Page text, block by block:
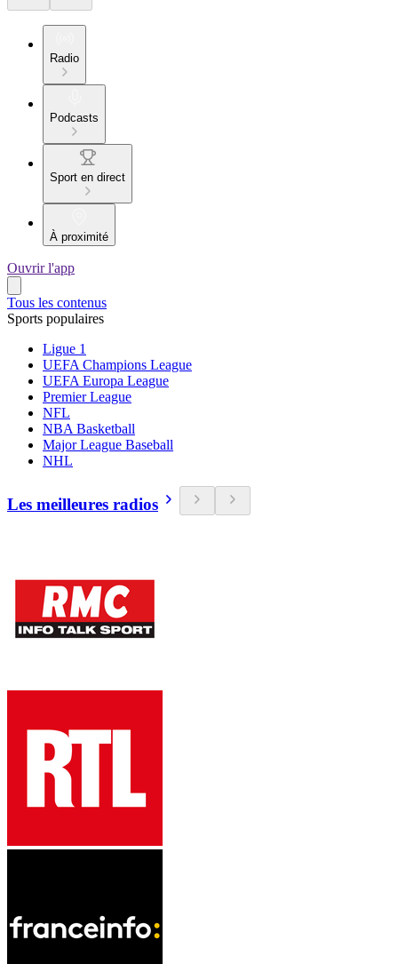
Radio
Podcasts
Sport en direct
À proximité
Ouvrir l'app
Tous les contenus
Sports populaires
Ligue 1
UEFA Champions League
UEFA Europa League
Premier League
NFL
NBA Basketball
Major League Baseball
NHL
Les meilleures radios